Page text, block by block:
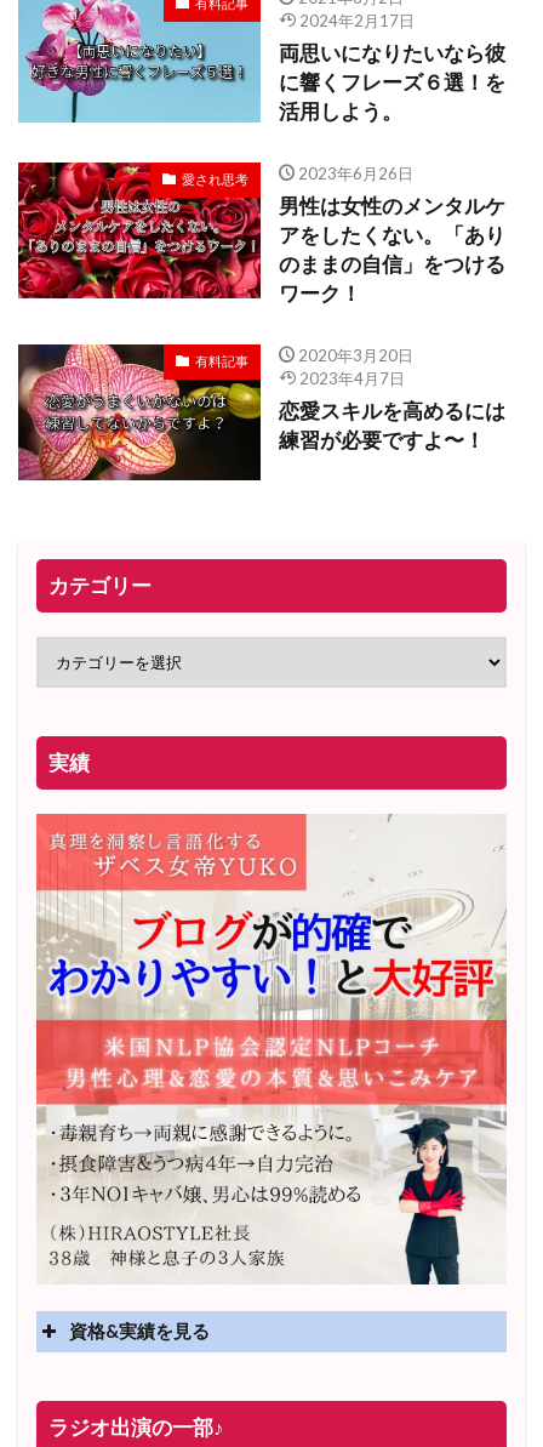
有料記事
2024年2月17日
両思いになりたいなら彼
に響くフレーズ６選！を
活用しよう。
愛され思考 2023年6月26日
男性は女性のメンタルケ
アをしたくない。「あり
のままの自信」をつける
ワーク！
有料記事
2020年3月20日
2023年4月7日
恋愛スキルを高めるには
練習が必要ですよ〜！
カテゴリー
実績
資格&実績を見る
2025年4月〜 altruismコミュニティ×講座オンラインサ
ラジオ出演の一部♪